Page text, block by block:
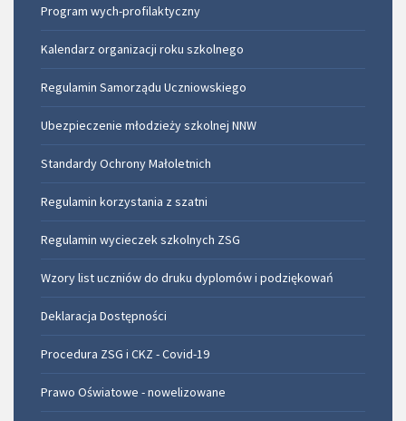
Program wych-profilaktyczny
Kalendarz organizacji roku szkolnego
Regulamin Samorządu Uczniowskiego
Ubezpieczenie młodzieży szkolnej NNW
Standardy Ochrony Małoletnich
Regulamin korzystania z szatni
Regulamin wycieczek szkolnych ZSG
Wzory list uczniów do druku dyplomów i podziękowań
Deklaracja Dostępności
Procedura ZSG i CKZ - Covid-19
Prawo Oświatowe - nowelizowane